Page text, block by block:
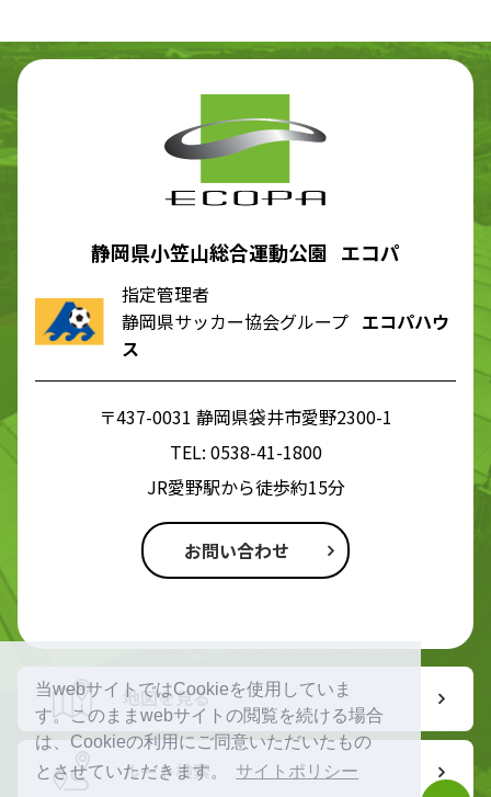
当webサイトではCookieを使用していま
す。このままwebサイトの閲覧を続ける場合
は、Cookieの利用にご同意いただいたもの
とさせていただきます。
サイトポリシー
静岡県小笠山総合運動公園 エコパ
指定管理者
静岡県サッカー協会グループ エコパハウ
ス
〒437-0031 静岡県袋井市愛野2300-1
TEL: 0538-41-1800
JR愛野駅から徒歩約15分
お問い合わせ
地図を見る
ルート検索